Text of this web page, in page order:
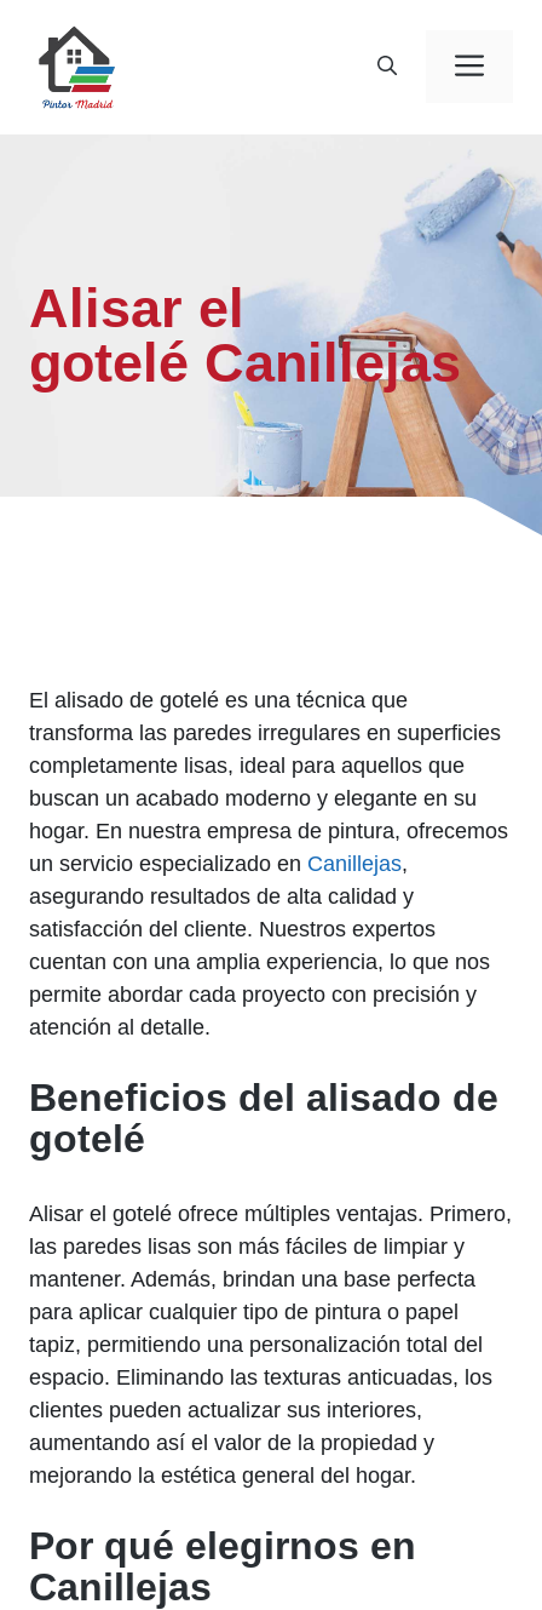
contenido
Alisar el
gotelé Canillejas
El alisado de gotelé es una técnica que
transforma las paredes irregulares en superficies
completamente lisas, ideal para aquellos que
buscan un acabado moderno y elegante en su
hogar. En nuestra empresa de pintura, ofrecemos
un servicio especializado en Canillejas,
asegurando resultados de alta calidad y
satisfacción del cliente. Nuestros expertos
cuentan con una amplia experiencia, lo que nos
permite abordar cada proyecto con precisión y
atención al detalle.
Beneficios del alisado de
gotelé
Alisar el gotelé ofrece múltiples ventajas. Primero,
las paredes lisas son más fáciles de limpiar y
mantener. Además, brindan una base perfecta
para aplicar cualquier tipo de pintura o papel
tapiz, permitiendo una personalización total del
espacio. Eliminando las texturas anticuadas, los
clientes pueden actualizar sus interiores,
aumentando así el valor de la propiedad y
mejorando la estética general del hogar.
Por qué elegirnos en
Canillejas